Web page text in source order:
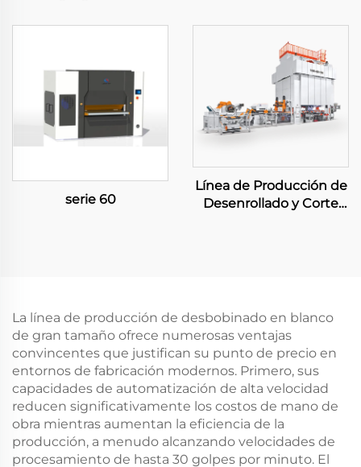
serie 60
Línea de Producción de
Desenrollado y Corte
La línea de producción de desbobinado en blanco
de gran tamaño ofrece numerosas ventajas
convincentes que justifican su punto de precio en
entornos de fabricación modernos. Primero, sus
capacidades de automatización de alta velocidad
reducen significativamente los costos de mano de
obra mientras aumentan la eficiencia de la
producción, a menudo alcanzando velocidades de
procesamiento de hasta 30 golpes por minuto. El